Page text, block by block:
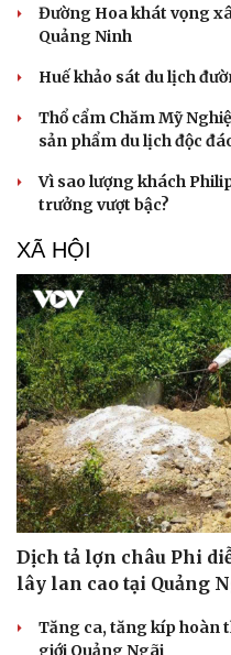
Đường Hoa khát vọng
Quảng Ninh
Huế khảo sát du lịch
Thổ cẩm Chăm Mỹ
sản phẩm du lịch độc
Vì sao lượng khách
trưởng vượt bậc?
XÃ HỘI
Dịch tả lợn châu Phi
lây lan cao tại Quảng
Tăng ca, tăng kíp hoàn
giới Quảng Ngãi